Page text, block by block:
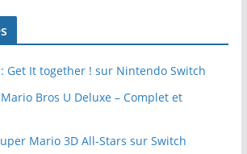
Get It together ! sur Nintendo Switch
Bros U Deluxe – Complet et
Mario 3D All-Stars sur Switch